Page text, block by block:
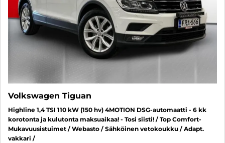
Volkswagen Tiguan
Highline 1,4 TSI 110 kW (150 hv) 4MOTION DSG-automaatti - 6 kk
korotonta ja kulutonta maksuaikaa! - Tosi siisti! / Top Comfort-
Mukavuusistuimet / Webasto / Sähköinen vetokoukku / Adapt.
vakkari /